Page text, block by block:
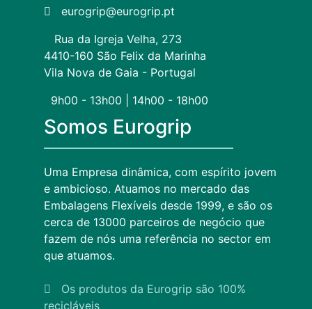
eurogrip@eurogrip.pt
Rua da Igreja Velha, 273
4410-160 São Felix da Marinha
Vila Nova de Gaia - Portugal
9h00 - 13h00 | 14h00 - 18h00
Somos Eurogrip
Uma Empresa dinâmica, com espírito jovem
e ambicioso. Atuamos no mercado das
Embalagens Flexíveis desde 1999, e são os
cerca de 13000 parceiros de negócio que
fazem de nós uma referência no sector em
que atuamos.
Os produtos da Eurogrip são 100%
recicláveis